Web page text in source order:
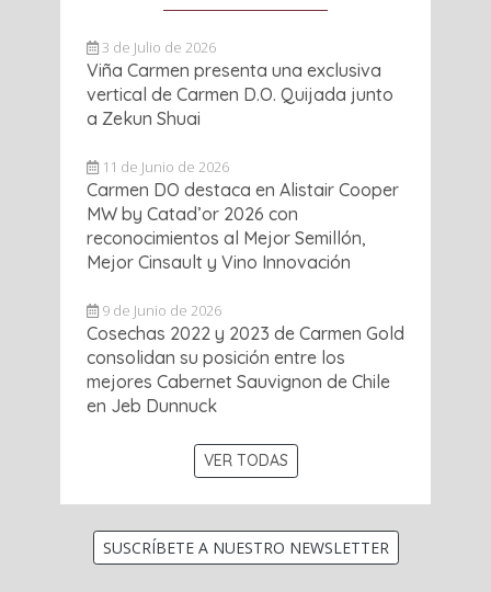
3 de Julio de 2026
Viña Carmen presenta una exclusiva
vertical de Carmen D.O. Quijada junto
a Zekun Shuai
11 de Junio de 2026
Carmen DO destaca en Alistair Cooper
MW by Catad’or 2026 con
reconocimientos al Mejor Semillón,
Mejor Cinsault y Vino Innovación
9 de Junio de 2026
Cosechas 2022 y 2023 de Carmen Gold
consolidan su posición entre los
mejores Cabernet Sauvignon de Chile
en Jeb Dunnuck
VER TODAS
SUSCRÍBETE A NUESTRO NEWSLETTER